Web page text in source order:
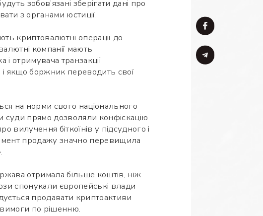
зобов’язані зберігати дані про
з органами юстиції.
криптовалютні операції до
компанії мають
отримувача транзакції
і якщо боржник переводить свої
на норми свого національного
прямо дозволяли конфіскацію
біткоїнів у підсудного і
продажу значно перевищила
отримала більше коштів, ніж
спонукали європейські влади
продавати криптоактиви
вимоги по рішенню.